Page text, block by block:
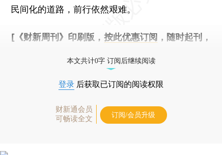
民间化的道路，前行依然艰难。
[《财新周刊》印刷版， 按此优惠订阅 ，随时起刊，
本文共计0字 订阅后继续阅读
登录 后获取已订阅的阅读权限
财新通会员
可畅读全文
订阅/会员升级